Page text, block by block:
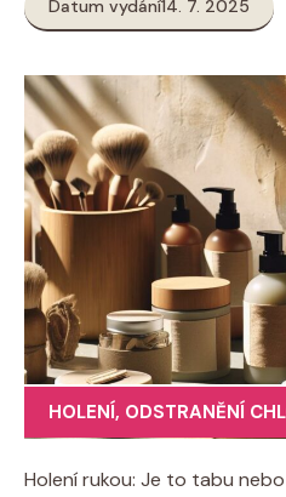
Datum vydání14. 7. 2025
HOLENÍ, ODSTRANĚNÍ
Holení rukou: Je to tabu